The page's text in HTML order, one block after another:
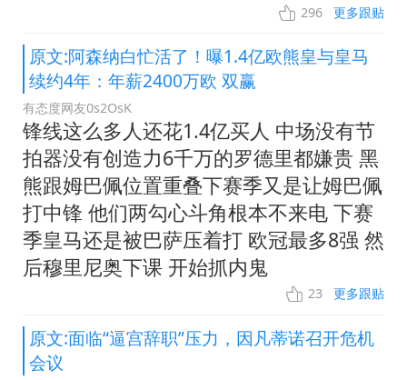
296 更多跟贴
原文:阿森纳白忙活了！曝1.4亿欧熊皇与皇马
续约4年：年薪2400万欧 双赢
有态度网友0s2OsK
锋线这么多人还花1.4亿买人 中场没有节
拍器没有创造力6千万的罗德里都嫌贵 黑
熊跟姆巴佩位置重叠下赛季又是让姆巴佩
打中锋 他们两勾心斗角根本不来电 下赛
季皇马还是被巴萨压着打 欧冠最多8强 然
后穆里尼奥下课 开始抓内鬼
23 更多跟贴
原文:面临“逼宫辞职”压力，因凡蒂诺召开危机
会议